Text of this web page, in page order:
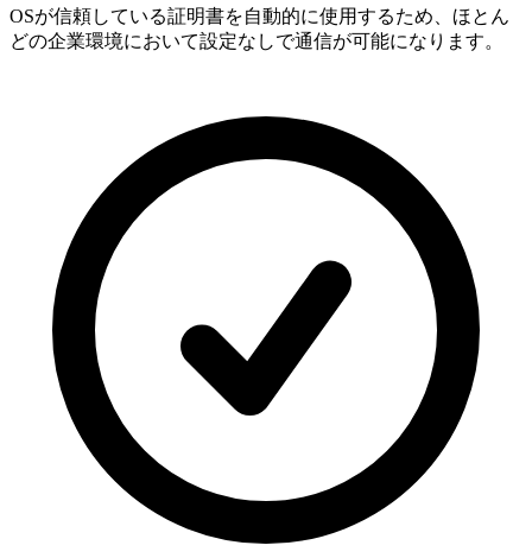
OSが信頼している証明書を自動的に使用するため、ほとん
どの企業環境において設定なしで通信が可能になります。